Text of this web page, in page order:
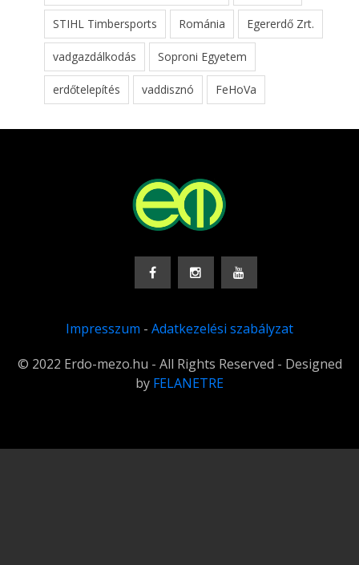
STIHL Timbersports Románia Egererdő Zrt.
vadgazdálkodás Soproni Egyetem
erdőtelepítés vaddisznó FeHoVa
Impresszum - Adatkezelési szabályzat
© 2022 Erdo-mezo.hu - All Rights Reserved - Designed
by FELANETRE